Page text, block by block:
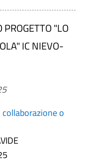
"LO
IC NIEVO-
o